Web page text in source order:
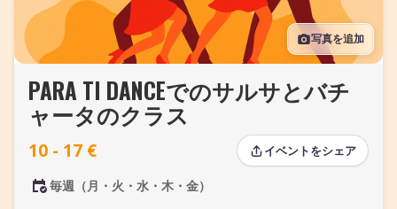
動画
サルサ用語集
ショップ
TuneTempo
写真を追加
PARA TI DANCEでのサルサとバチ
ャータのクラス
10 - 17 € イベントをシェア
毎週（月・火・水・木・金）